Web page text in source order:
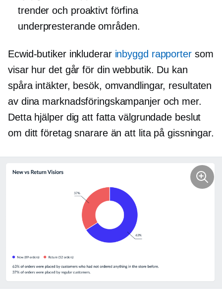
trender och proaktivt förfina
underpresterande områden.
Ecwid-butiker inkluderar inbyggd rapportersom
visar hur det går för din webbutik. Du kan
spåra intäkter, besök, omvandlingar, resultaten
av dina marknadsföringskampanjer och mer.
Detta hjälper dig att fatta välgrundade beslut
om ditt företag snarare än att lita på gissningar.